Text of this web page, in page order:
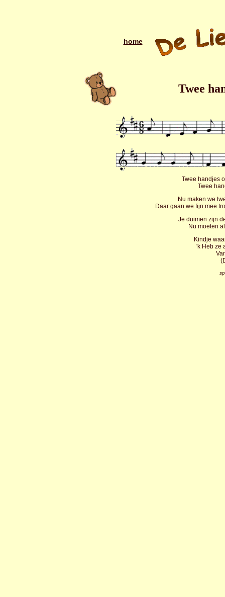
home
Twee
Twee handjes
Twee
Nu maken we
Daar gaan we fijn mee
Je duimen zijn
Nu moeten
Kindje
'k Heb ze